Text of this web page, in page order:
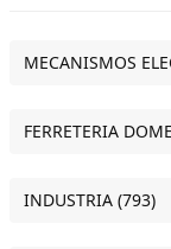
MECANISMOS
FERRETERIA
INDUSTRIA (793)